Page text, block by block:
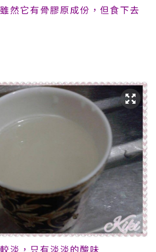
然它有骨膠原成份，但食下去
淡，只有淡淡的酸味